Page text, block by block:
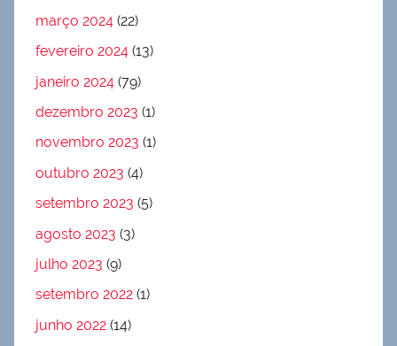
março 2024 (22)
fevereiro 2024 (13)
janeiro 2024 (79)
dezembro 2023 (1)
novembro 2023 (1)
outubro 2023 (4)
setembro 2023 (5)
agosto 2023 (3)
julho 2023 (9)
setembro 2022 (1)
junho 2022 (14)